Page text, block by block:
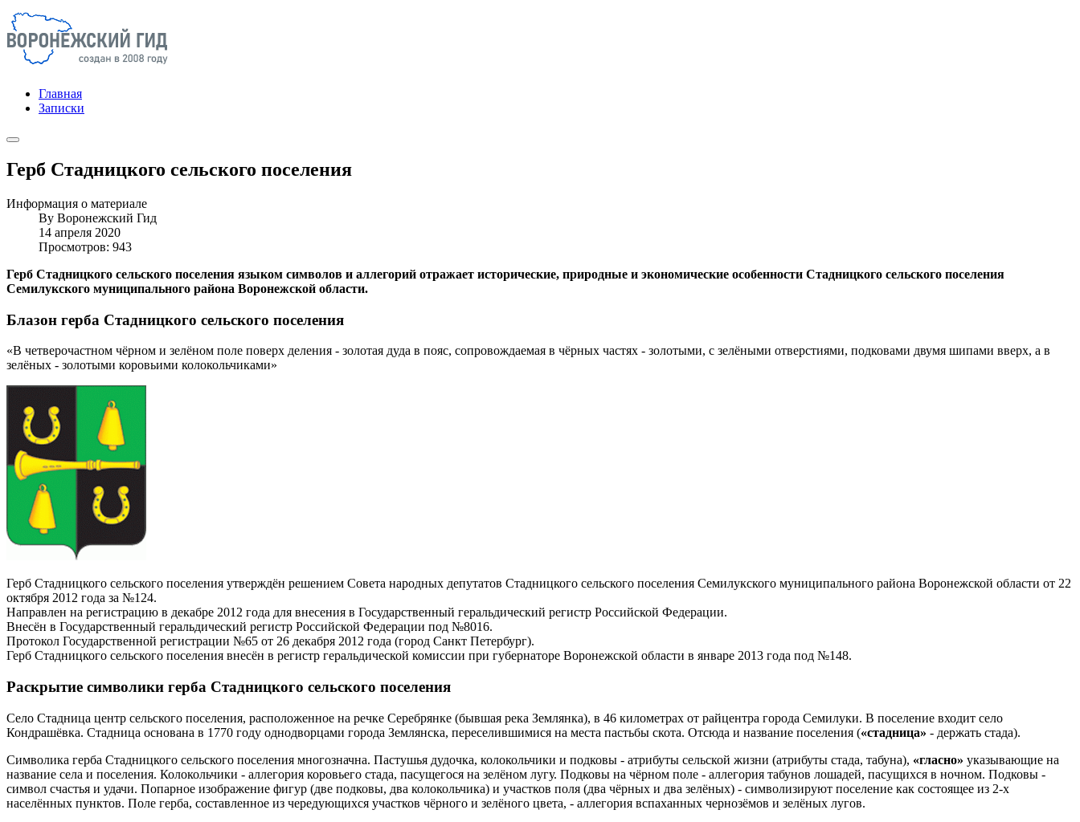
Главная
Записки
Герб Стадницкого сельского поселения
Информация о материале
By Воронежский Гид
14 апреля 2020
Просмотров: 943
Герб Стадницкого сельского поселения языком символов и аллегорий отражает исторические, природные и экономические особенности Стадницкого сельского поселения
Семилукского муниципального района Воронежской области.
Блазон герба Стадницкого сельского поселения
«В четверочастном чёрном и зелёном поле поверх деления - золотая дуда в пояс, сопровождаемая в чёрных частях - золотыми, с зелёными отверстиями, подковами двумя шипами вверх, а в
зелёных - золотыми коровьими колокольчиками»
Герб Стадницкого сельского поселения утверждён решением Совета народных депутатов Стадницкого сельского поселения Семилукского муниципального района Воронежской области от 22
октября 2012 года за №124.
Направлен на регистрацию в декабре 2012 года для внесения в Государственный геральдический регистр Российской Федерации.
Внесён в Государственный геральдический регистр Российской Федерации под №8016.
Протокол Государственной регистрации №65 от 26 декабря 2012 года (город Санкт Петербург).
Герб Стадницкого сельского поселения внесён в регистр геральдической комиссии при губернаторе Воронежской области в январе 2013 года под №148.
Раскрытие символики герба Стадницкого сельского поселения
Село Стадница центр сельского поселения, расположенное на речке Серебрянке (бывшая река Землянка), в 46 километрах от райцентра города Семилуки. В поселение входит село
Кондрашёвка. Стадница основана в 1770 году однодворцами города Землянска, переселившимися на места пастьбы скота. Отсюда и название поселения («стадница» - держать стада).
Символика герба Стадницкого сельского поселения многозначна. Пастушья дудочка, колокольчики и подковы - атрибуты сельской жизни (атрибуты стада, табуна), «гласно» указывающие на
название села и поселения. Колокольчики - аллегория коровьего стада, пасущегося на зелёном лугу. Подковы на чёрном поле - аллегория табунов лошадей, пасущихся в ночном. Подковы -
символ счастья и удачи. Попарное изображение фигур (две подковы, два колокольчика) и участков поля (два чёрных и два зелёных) - символизируют поселение как состоящее из 2-х
населённых пунктов. Поле герба, составленное из чередующихся участков чёрного и зелёного цвета, - аллегория вспаханных чернозёмов и зелёных лугов.